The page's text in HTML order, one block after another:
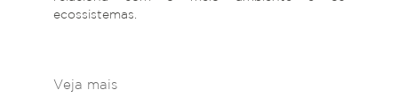
ecossistemas.
Veja mais